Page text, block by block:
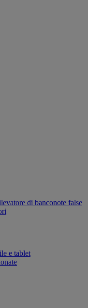
di banconote false
e tablet